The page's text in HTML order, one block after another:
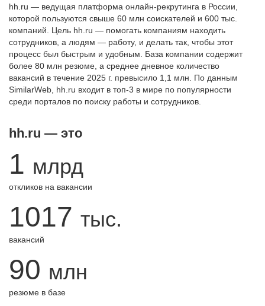
hh.ru — ведущая платформа онлайн-рекрутинга в России,
которой пользуются свыше 60 млн соискателей и 600 тыс.
компаний. Цель hh.ru — помогать компаниям находить
сотрудников, а людям — работу, и делать так, чтобы этот
процесс был быстрым и удобным. База компании содержит
более 80 млн резюме, а среднее дневное количество
вакансий в течение 2025 г. превысило 1,1 млн. По данным
SimilarWeb, hh.ru входит в топ-3 в мире по популярности
среди порталов по поиску работы и сотрудников.
hh.ru — это
1 млрд
откликов на вакансии
1017 тыс.
вакансий
90 млн
резюме в базе